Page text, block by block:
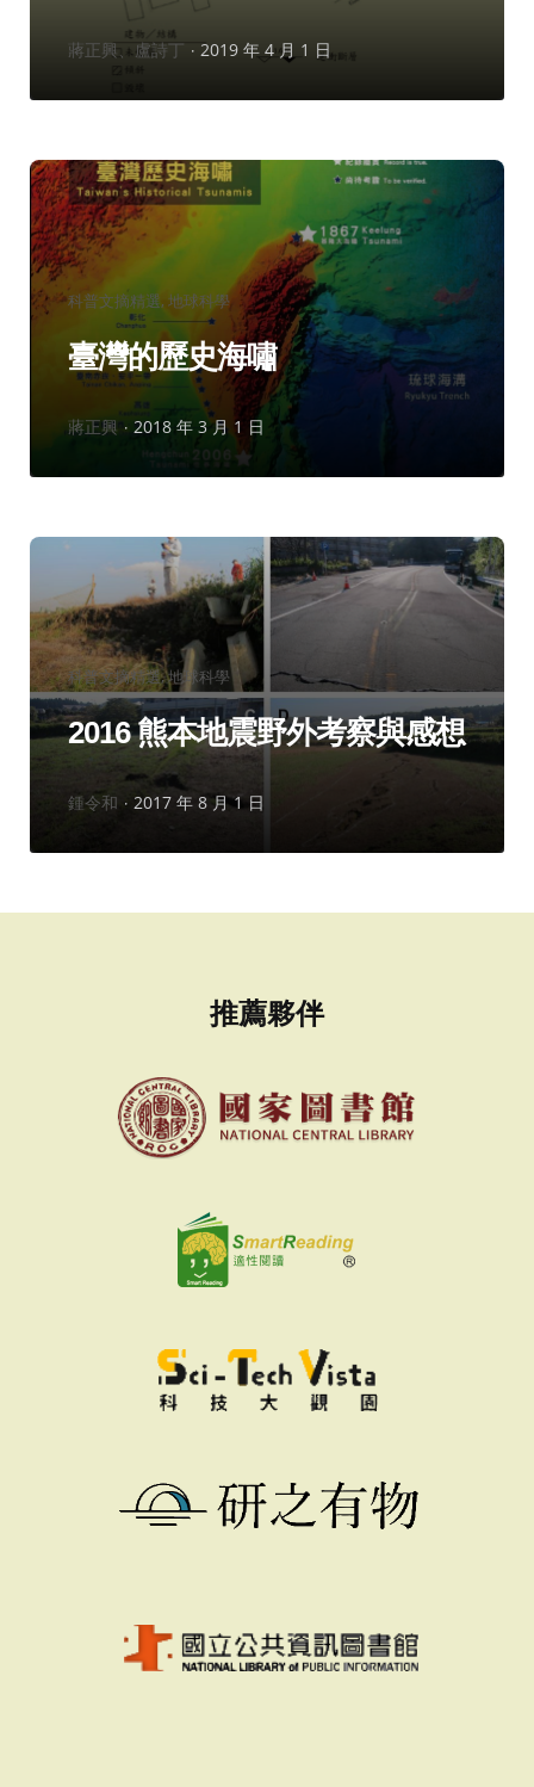
作
蔣正興、盧詩丁 2019 年 4 月 1 日
分
類：
科普文摘精選 地球科學
臺灣的歷史海嘯
作
蔣正興 2018 年 3 月 1 日
分
類：
科普文摘精選 地球科學
2016 熊本地震野外考察與感想
作
鍾令和 2017 年 8 月 1 日
推薦夥伴